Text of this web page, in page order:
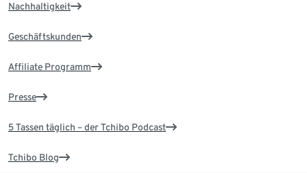
Nachhaltigkeit
Geschäftskunden
Affiliate Programm
Presse
5 Tassen täglich – der Tchibo Podcast
Tchibo Blog